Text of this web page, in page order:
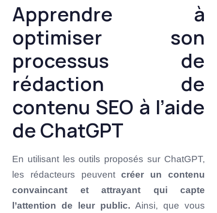
Apprendre à
optimiser son
processus de
rédaction de
contenu SEO à l’aide
de ChatGPT
En utilisant les outils proposés sur ChatGPT,
les rédacteurs peuventcréer un contenu
convaincant et attrayant qui capte
l’attention de leur public. Ainsi, que vous